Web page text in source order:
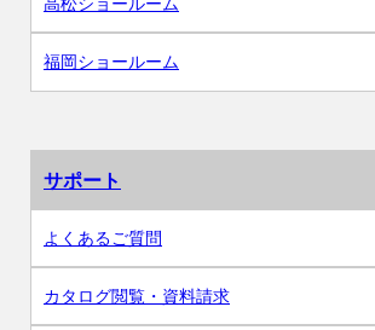
福岡ショールーム
サポート
よくあるご質問
カタログ閲覧・資料請求